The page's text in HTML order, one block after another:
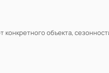
конкретного объекта,